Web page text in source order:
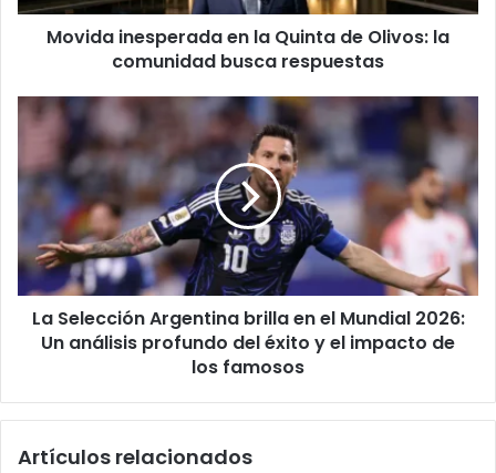
comunidad
buscaMovida inesperada en la Quinta de Olivos: la
comunidad busca respuestas
La
Selección
Argentina
brilla
Mundial
2026:
Un
análisis
profundo
y
impacto
La Selección Argentina brilla en el Mundial 2026:
Un análisis profundo del éxito y el impacto de
los famosos
Artículos relacionados